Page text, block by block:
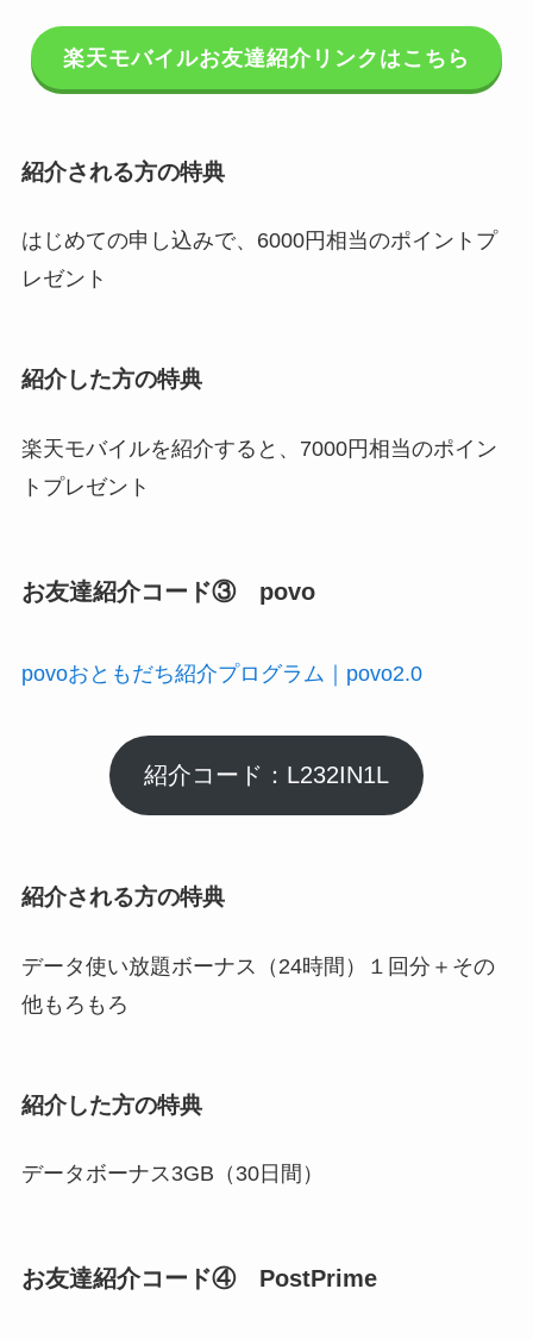
楽天モバイルお友達紹介リンクはこちら
紹介される方の特典
はじめての申し込みで、6000円相当のポイントプ
レゼント
紹介した方の特典
楽天モバイルを紹介すると、7000円相当のポイン
トプレゼント
お友達紹介コード③ povo
povoおともだち紹介プログラム｜povo2.0
紹介コード：L232IN1L
紹介される方の特典
データ使い放題ボーナス（24時間）１回分＋その
他もろもろ
紹介した方の特典
データボーナス3GB（30日間）
お友達紹介コード④ PostPrime